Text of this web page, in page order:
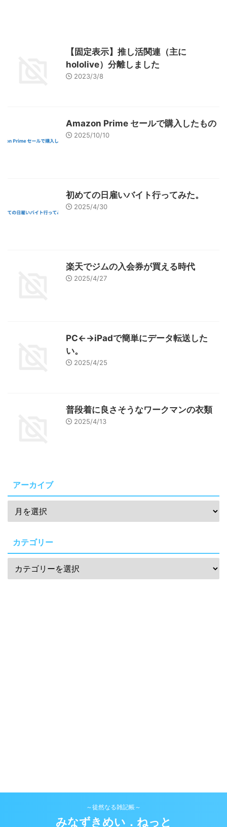
【固定表示】推し活関連（主に
hololive）分離しました
2023/3/8
Amazon Prime セールで購入したもの
2025/10/10
初めての日雇いバイト行ってみた。
2025/4/30
楽天でジムの入会券が買える時代
2025/4/27
PC←→iPadで簡単にデータ転送した
い。
2025/4/25
普段着に良さそうなワークマンの衣類
2025/4/13
アーカイブ
カテゴリー
～徒然なる雑記帳～
みなずきめい．ねっと